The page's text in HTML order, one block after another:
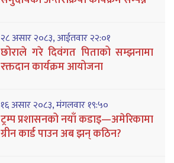
२८ असार २०८३, आईतवार २२:०१
छोराले गरे दिवंगत पिताको सम्झनामा
रक्तदान कार्यक्रम आयोजना
१६ असार २०८३, मंगलवार १९:५०
ट्रम्प प्रशासनको नयाँ कडाइ—अमेरिकामा
ग्रीन कार्ड पाउन अब झन् कठिन?